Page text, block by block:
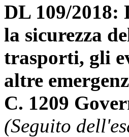
DL 109/2018:
la sicurezza
trasporti, gli
altre
C. 1209
(Seguito